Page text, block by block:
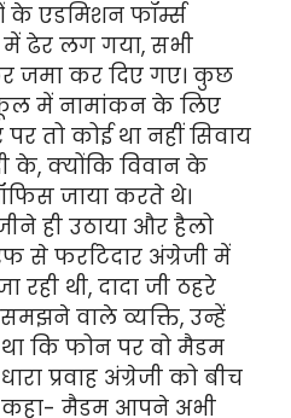
के एडमिशन फॉर्म्स
में ढेर लग गया, सभी
जमा कर दिए गए। कुछ
में नामांकन के लिए
तो कोई था नहीं सिवाय
के, क्योंकि विवान के
जाया करते थे।
ही उठाया और हैलो
फर्राटेदार अंग्रेजी में
थी, दादा जी ठहरे
वाले व्यक्ति, उन्हें
कि फोन पर वो मैडम
प्रवाह अंग्रेजी को बीच
कहा- मैडम आपने अभी